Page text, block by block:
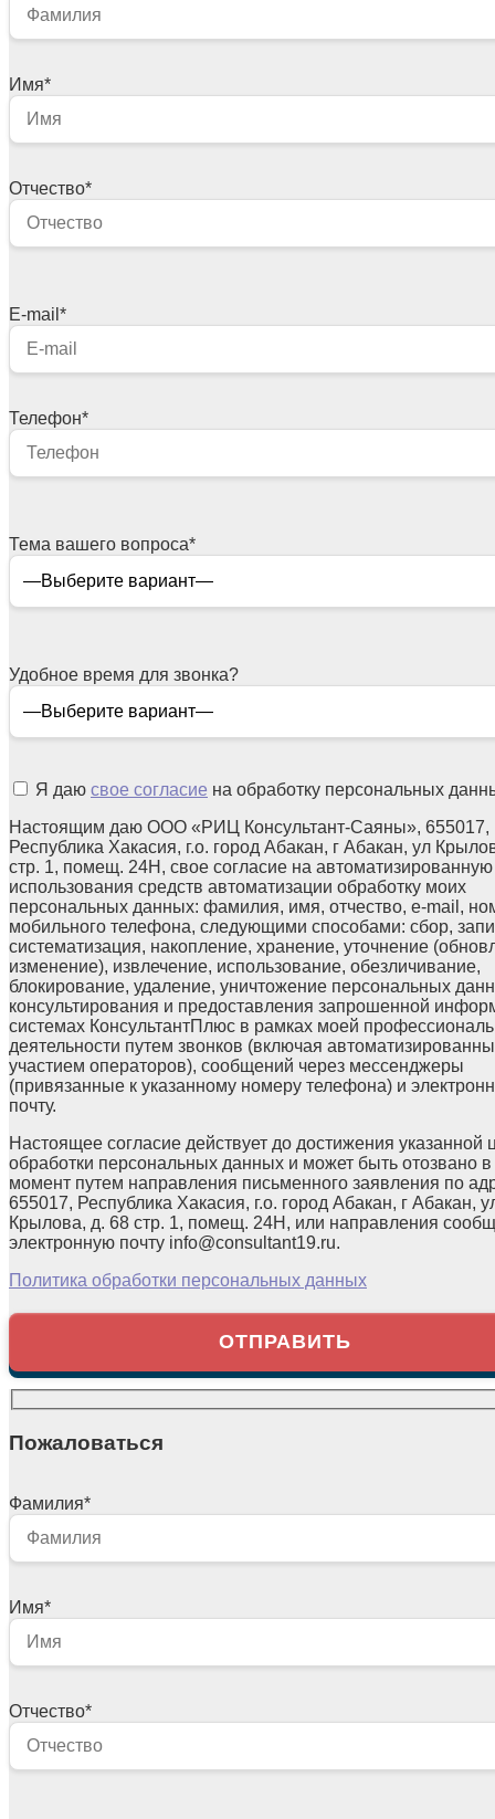
Имя*
Отчество*
E-mail *
Телефон*
Тема вашего вопроса*
Удобное время для звонка?
Я даю свое согласие на обработку персональных
Настоящим даю ООО «РИЦ Консультант-Саяны», 655017,
Республика Хакасия, г.о. город Абакан, г Абакан, ул
стр. 1, помещ. 24Н, свое согласие на автоматизированную
использования средств автоматизации обработку моих
персональных данных: фамилия, имя, отчество, e-mail,
мобильного телефона, следующими способами: сбор,
систематизация, накопление, хранение, уточнение
изменение), извлечение, использование, обезличивание,
блокирование, удаление, уничтожение персональных
консультирования и предоставления запрошенной
системах КонсультантПлюс в рамках моей
деятельности путем звонков (включая
участием операторов), сообщений через мессенджеры
(привязанные к указанному номеру телефона) и
почту.
Настоящее согласие действует до достижения указанной
обработки персональных данных и может быть отозвано
момент путем направления письменного заявления по
655017, Республика Хакасия, г.о. город Абакан, г Абакан,
Крылова, д. 68 стр. 1, помещ. 24Н, или направления
электронную почту info@consultant19.ru.
Политика обработки персональных данных
Пожаловаться
Фамилия*
Имя*
Отчество*